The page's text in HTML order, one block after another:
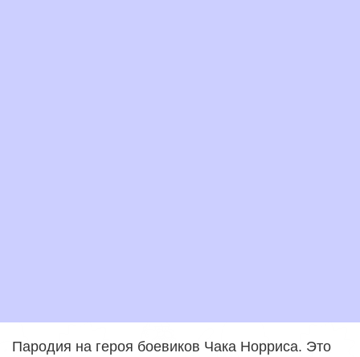
Пародия на героя боевиков Чака Норриса. Это